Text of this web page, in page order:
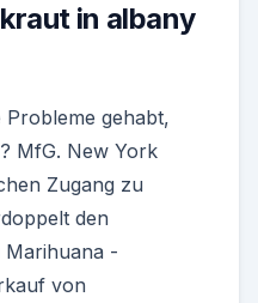
in albany
gehabt,
MfG. New York
Zugang zu
den
Marihuana -
von